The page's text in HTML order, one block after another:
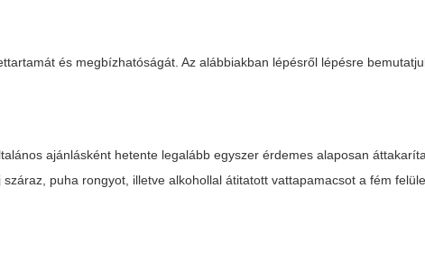
és megbízhatóságát. Az alábbiakban lépésről lépésre
ajánlásként hetente legalább egyszer érdemes alaposan
puha rongyot, illetve alkohollal átitatott vattapamacsot a fém